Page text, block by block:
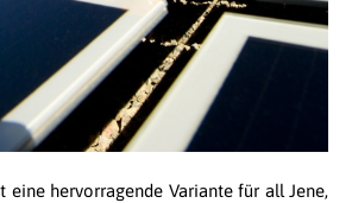
eine hervorragende Variante für all Jene,